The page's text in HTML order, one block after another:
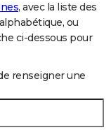
, avec la liste des
ou
ci-dessous pour
renseigner une